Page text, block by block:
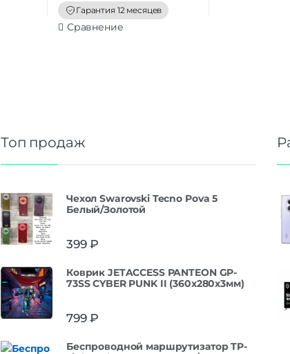
Гарантия 12 месяцев
Сравнение
Топ продаж
Чехол Swarovski Tecno Pova 5
Белый/Золотой
399₽
Коврик JETACCESS PANTEON GP-
73SS CYBER PUNK II (360x280x3мм)
799₽
Беспроводной маршрутизатор TP-